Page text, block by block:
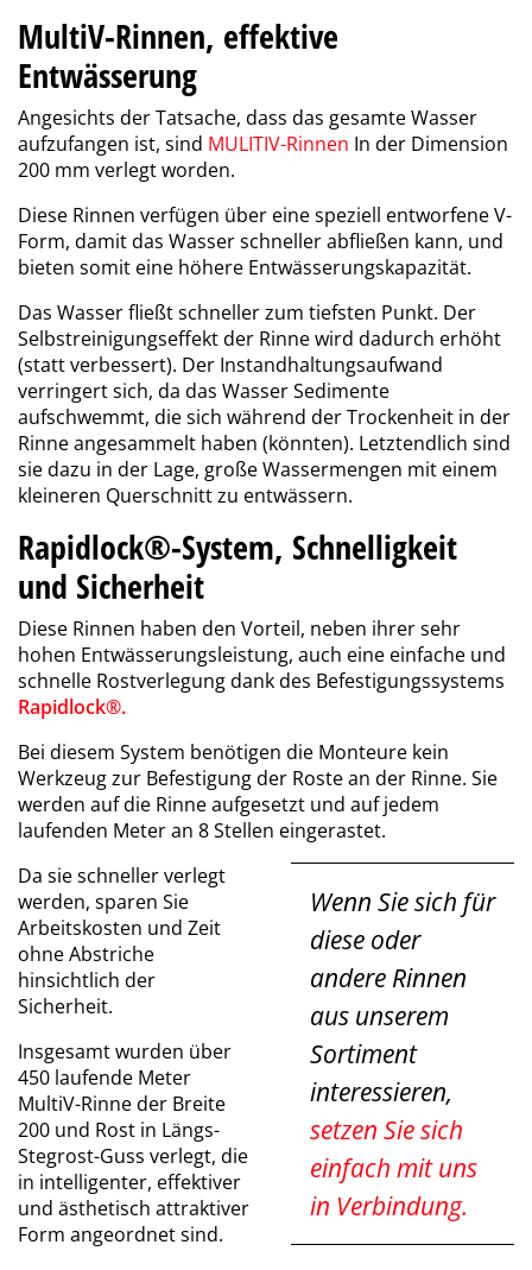
MultiV-Rinnen, effektive
Entwässerung
Angesichts der Tatsache, dass das gesamte Wasser
aufzufangen ist, sind MULITIV-Rinnen In der Dimension
200 mm verlegt worden.
Diese Rinnen verfügen über eine speziell entworfene V-
Form, damit das Wasser schneller abfließen kann, und
bieten somit eine höhere Entwässerungskapazität.
Das Wasser fließt schneller zum tiefsten Punkt. Der
Selbstreinigungseffekt der Rinne wird dadurch erhöht
(statt verbessert). Der Instandhaltungsaufwand
verringert sich, da das Wasser Sedimente
aufschwemmt, die sich während der Trockenheit in der
Rinne angesammelt haben (könnten). Letztendlich sind
sie dazu in der Lage, große Wassermengen mit einem
kleineren Querschnitt zu entwässern.
Rapidlock®-System, Schnelligkeit
und Sicherheit
Diese Rinnen haben den Vorteil, neben ihrer sehr
hohen Entwässerungsleistung, auch eine einfache und
schnelle Rostverlegung dank des Befestigungssystems
Rapidlock®.
Bei diesem System benötigen die Monteure kein
Werkzeug zur Befestigung der Roste an der Rinne. Sie
werden auf die Rinne aufgesetzt und auf jedem
laufenden Meter an 8 Stellen eingerastet.
Wenn Sie sich für
diese oder
andere Rinnen
aus unserem
Sortiment
interessieren,
setzen Sie sich
einfach mit uns
in Verbindung.
Da sie schneller verlegt
werden, sparen Sie
Arbeitskosten und Zeit
ohne Abstriche
hinsichtlich der
Sicherheit.
Insgesamt wurden über
450 laufende Meter
MultiV-Rinne der Breite
200 und Rost in Längs-
Stegrost-Guss verlegt, die
in intelligenter, effektiver
und ästhetisch attraktiver
Form angeordnet sind.